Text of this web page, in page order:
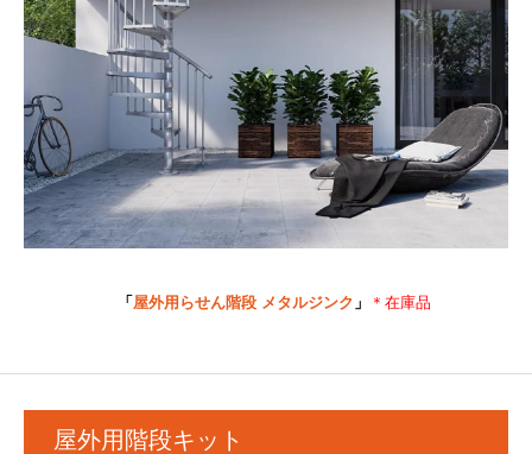
「 屋外用らせん階段 メタルジンク 」 ＊在庫品
屋外用階段キット